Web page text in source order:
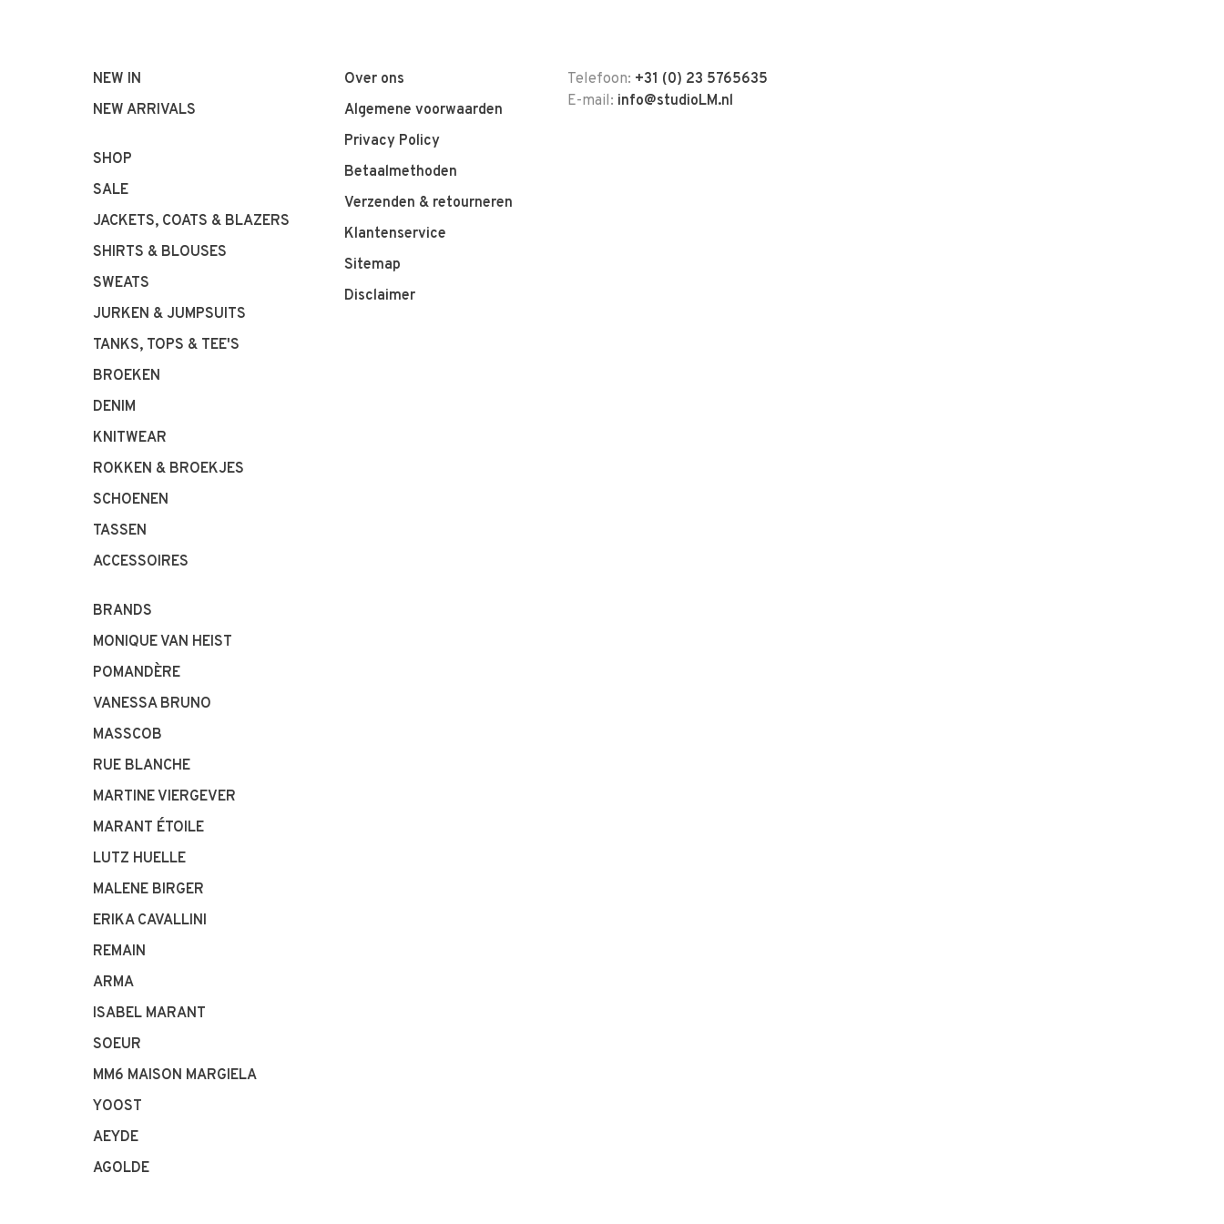
NEW IN
NEW ARRIVALS
SHOP
SALE
JACKETS, COATS & BLAZERS
SHIRTS & BLOUSES
SWEATS
JURKEN & JUMPSUITS
TANKS, TOPS & TEE'S
BROEKEN
DENIM
KNITWEAR
ROKKEN & BROEKJES
SCHOENEN
TASSEN
ACCESSOIRES
BRANDS
MONIQUE VAN HEIST
POMANDÈRE
VANESSA BRUNO
MASSCOB
RUE BLANCHE
MARTINE VIERGEVER
MARANT ÉTOILE
LUTZ HUELLE
MALENE BIRGER
ERIKA CAVALLINI
REMAIN
ARMA
ISABEL MARANT
SOEUR
MM6 MAISON MARGIELA
YOOST
AEYDE
AGOLDE
Over ons
Algemene voorwaarden
Privacy Policy
Betaalmethoden
Verzenden & retourneren
Klantenservice
Sitemap
Disclaimer
Telefoon: +31 (0) 23 5765635
E-mail: info@studioLM.nl